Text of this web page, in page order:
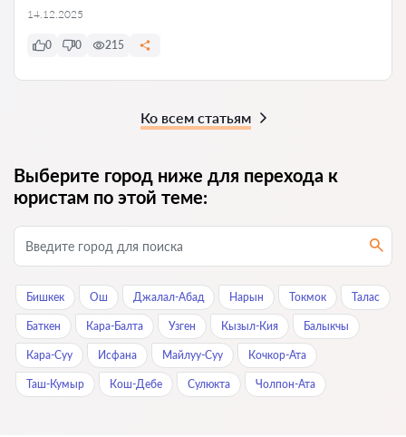
14.12.2025
0 0 215
Ко всем статьям
Выберите город ниже для перехода к
юристам по этой теме:
Бишкек Ош Джалал-Абад Нарын Токмок Талас
Баткен Кара-Балта Узген Кызыл-Кия Балыкчы
Кара-Суу Исфана Майлуу-Суу Кочкор-Ата
Таш-Кумыр Кош-Дебе Сулюкта Чолпон-Ата